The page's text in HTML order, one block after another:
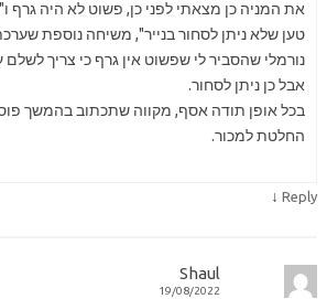
את המניה כן מצאתי לפני כן, פשוט לא היה
טען שלא ניתן לסחור בנייר", משיחה נוספת
נורמלי שהסביר לי שפשוט אין גרף כי צריך
אבל כן ניתן לסחור.
בכל אופן תודה אסף, מקווה שתכתוב בהמשך
החלטת למכור.
Reply
↓
Shaul
19/08/2022